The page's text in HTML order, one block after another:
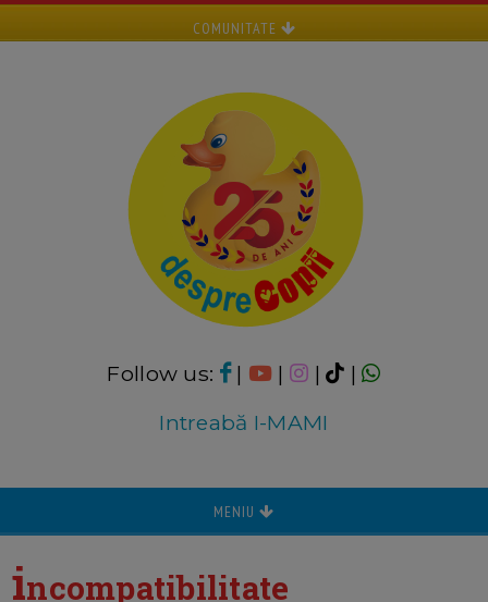
COMUNITATE
Follow us: | | |
|
Intreabă I-MAMI
MENIU
incompatibilitate